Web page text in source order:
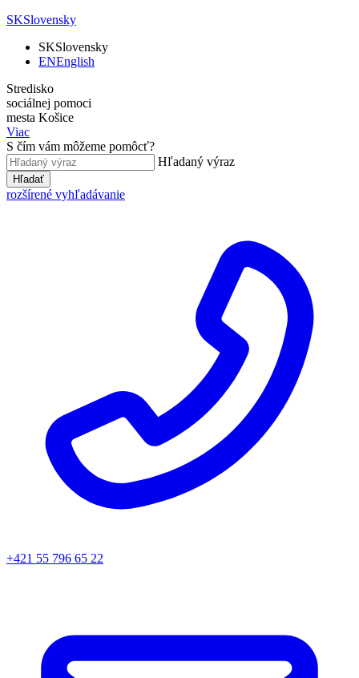
SKSlovensky
SKSlovensky
ENEnglish
Stredisko
sociálnej pomoci
mesta Košice
Viac
S čím vám môžeme pomôcť?
Hľadaný výraz
Hľadať
rozšírené vyhľadávanie
+421 55 796 65 22